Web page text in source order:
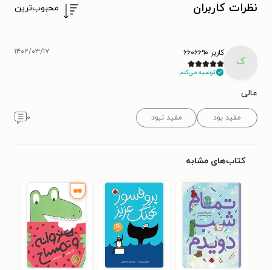
نظرات کاربران محبوب‌ترین
ک
کاربر ۶۶۰۶۶۹۰
توصیه می‌کنم.
۱۴۰۲/۰۳/۱۷
عالی
مفید بود مفید نبود ۰
کتاب‌های مشابه